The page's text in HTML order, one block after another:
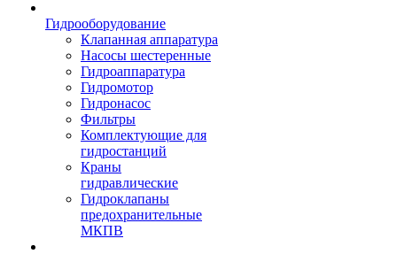
Гидрооборудование
Клапанная аппаратура
Насосы шестеренные
Гидроаппаратура
Гидромотор
Гидронасос
Фильтры
Комплектующие для
гидростанций
Краны
гидравлические
Гидроклапаны
предохранительные
МКПВ